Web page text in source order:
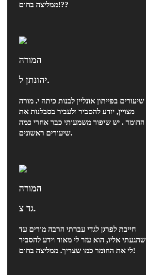
ממליצה בחום!??
המורה
יהונתן ל.
שיעורים בפייתון אונליין לבנות כיתה י. מורה
מצויין, יודע להסביר ולעביר בסבלנות את
החומר . יש שיפור משמעותי כבר אחרי כמה
שיעורים ראשונים.
המורה
גד צ.
חייבת לפרגן לגדי עברתי הרבה מורים עד
שהגעתי אליו, הוא עזר לי מאוד וידע להסביר
לי את החומר כמו שצריך. ממליצה בחום!